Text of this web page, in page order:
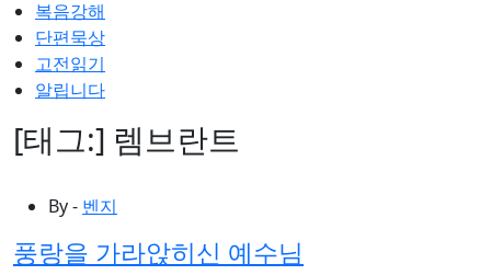
복음강해
단편묵상
고전읽기
알립니다
[태그:] 렘브란트
By - 벤지
풍랑을 가라앉히신 예수님